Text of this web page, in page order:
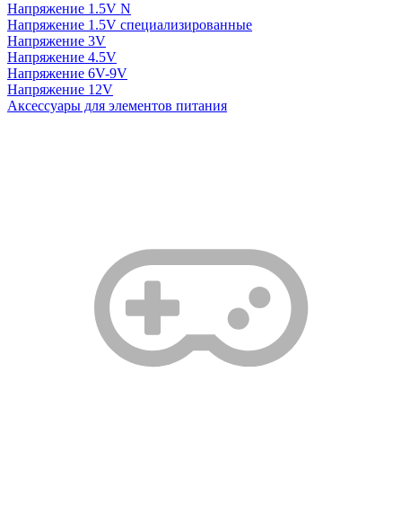
Напряжение 1.5V N
Напряжение 1.5V специализированные
Напряжение 3V
Напряжение 4.5V
Напряжение 6V-9V
Напряжение 12V
Аксессуары для элементов питания